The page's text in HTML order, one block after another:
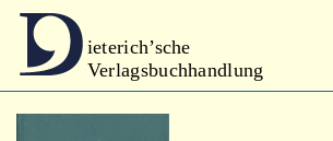
ieterich’sche
Verlagsbuchhandlung